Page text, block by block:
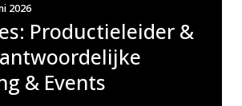
Productieleider &
& Events
2026